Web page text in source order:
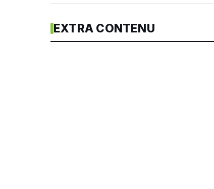
EXTRA CONTENU